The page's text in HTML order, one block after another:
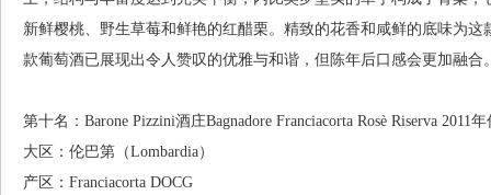
新鲜樱桃、野生草莓和鲜艳的红醋栗。精致的花香和咸鲜的底味为
款葡萄酒已展现出令人赞叹的优雅与和谐，但陈年后口感会更加融
第十名：Barone Pizzini酒庄Bagnadore Franciacorta Rosè Riserva 2011年
大区：伦巴第（Lombardia）
产区：Franciacorta DOCG